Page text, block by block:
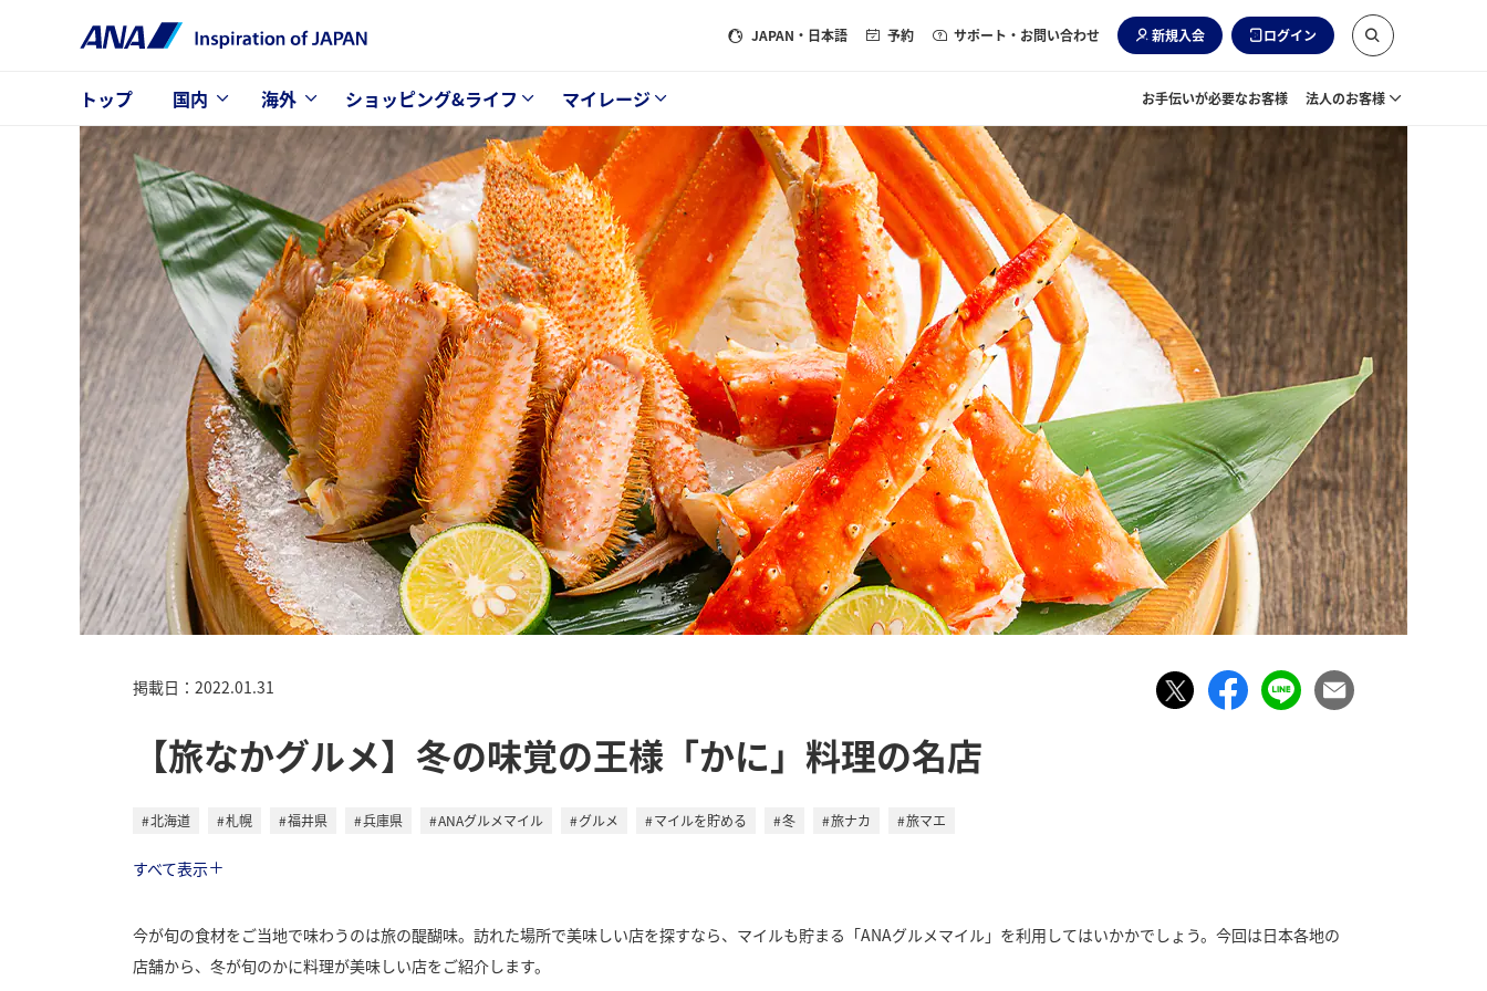
JAPAN ・日本語 予約 サポート・お問い合わせ 新規入会 ログイン
トップ 国内 海外 ショッピング&ライフ マイレージ お手伝いが必要なお客様 法人のお客様
掲載日：2022.01.31
【旅なかグルメ】冬の味覚の王様「かに」料理の名店
北海道 札幌 福井県 兵庫県 ANAグルメマイル グルメ マイルを貯める 冬 旅ナカ
旅マエ
すべて表示
今が旬の食材をご当地で味わうのは旅の醍醐味。訪れた場所で美味しい店を探すなら、マイルも貯まる「ANAグルメマイル」を利用してはいかかでしょう。今回は日本各地の
店舗から、冬が旬のかに料理が美味しい店をご紹介します。